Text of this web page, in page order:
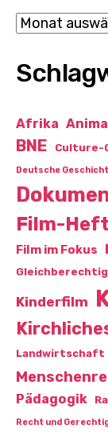
Archiv
Afrika
BNE Culture-
Deutsche
Film-Heft
Film im Fokus
Kinderfilm
Landwirtschaft
Pädagogik
Recht und